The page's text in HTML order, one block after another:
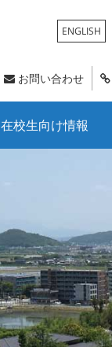
ENGLISH
お問い合わせ
在校生向け情報